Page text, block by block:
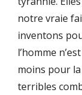
notre vraie
inventons
l’homme
moins pour
terribles